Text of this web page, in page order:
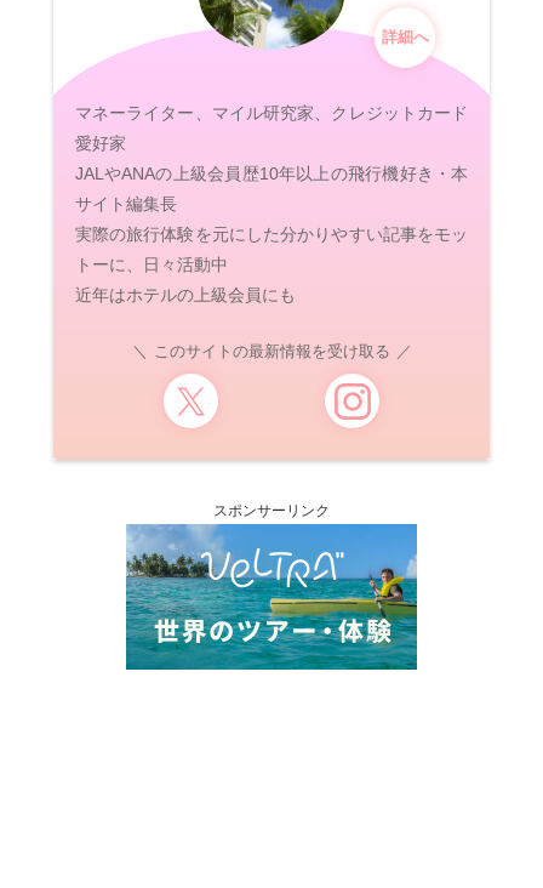
マネーライター、マイル研究家、クレジットカード
愛好家
JALやANAの上級会員歴10年以上の飛行機好き・本
サイト編集長
実際の旅行体験を元にした分かりやすい記事をモッ
トーに、日々活動中
近年はホテルの上級会員にも
詳細へ
このサイトの最新情報を受け取る
スポンサーリンク